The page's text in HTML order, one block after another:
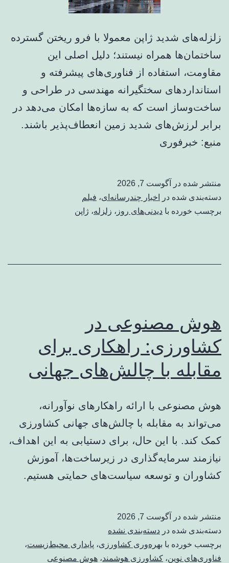
زلزله‌های شدید ژاپن معمولا با فرو ریختن گسترده
ساختمان‌ها همراه نیستند؛ دلیل اصلی این
مقاومت، استفاده از فناوری‌های پیشرفته و
استانداردهای سختگیرانه مهندسی در طراحی و
ساخت‌وساز است که به سازه‌ها امکان می‌دهد در
برابر لرزش‌های شدید زمین انعطاف‌پذیر باشند.
منبع: خبرفوری
منتشر شده در
آگوست 7, 2026
دسته‌بندی شده در
اخبار چندرسانه‌ای، فیلم
برچسب خورده با دیدنی‌های روز ، زلزله، ژاپن
هوش مصنوعی در
کشاورزی: راهکاری برای
مقابله با چالش‌های جهانی
هوش مصنوعی با ارائه راهکارهای نوآورانه،
می‌تواند به مقابله با چالش‌های جهانی کشاورزی
کمک کند. با این حال، برای دستیابی به این اهداف،
نیازمند سرمایه‌گذاری در زیرساخت‌ها، آموزش
کشاوران و توسعه سیاست‌های حمایتی هستیم.
منتشر شده در
آگوست 7, 2026
دسته‌بندی شده در دسته‌بندی نشده
برچسب خورده با بهره‌وری کشاورزی، پایداری محیط‌زیست،
فناوری‌های نوین، کشاورزی هوشمند، هوش مصنوعی